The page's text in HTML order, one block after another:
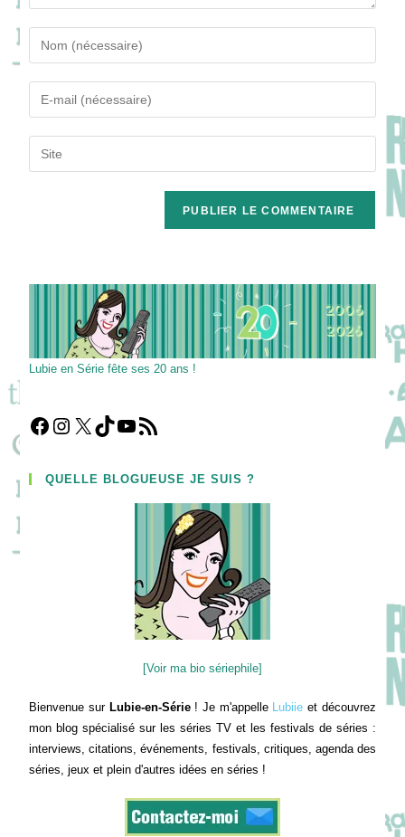
Enter
your
name
comment
Enter
your
email
address
Saisir
l’URL
Lubie en Série fête ses 20 ans !
Facebook
Instagram
X TikTokYouTube
Flux RSS
QUELLE BLOGUEUSE JE SUIS ?
[Voir ma bio sériephile]
Bienvenue sur Lubie-en-Série! Je m'appelle Lubiie et découvrez
mon blog spécialisé sur les séries TV et les festivals de séries :
interviews, citations, événements, festivals, critiques, agenda des
séries, jeux et plein d'autres idées en séries !